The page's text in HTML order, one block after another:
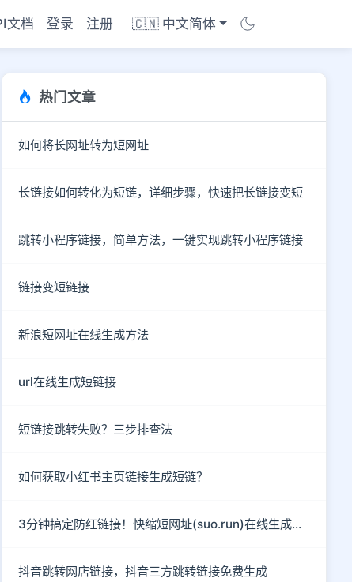
文档 登录 注册 🇨🇳 中文简体
热门文章
如何将长网址转为短网址
长链接如何转化为短链，详细步骤，快速把长链接变短
跳转小程序链接，简单方法，一键实现跳转小程序链接
链接变短链接
新浪短网址在线生成方法
url在线生成短链接
短链接跳转失败？三步排查法
如何获取小红书主页链接生成短链？
3分钟搞定防红链接！快缩短网址(suo.run)在线生成指南
抖音跳转网店链接，抖音三方跳转链接免费生成